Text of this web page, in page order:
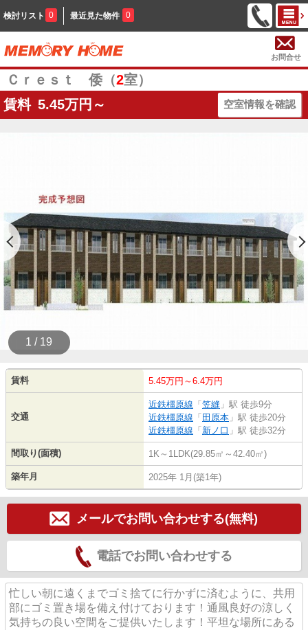
検討リスト 0 最近見た物件 0
お問合せ
Ｃｒｅｓｔ 倭（2室）
賃料 5.45万円～ 空室情報を確認
1 / 19
賃料 5.45万円～6.4万円
交通
近鉄橿原線 「 笠縫 」駅 徒歩9分
近鉄橿原線 「 田原本 」駅 徒歩20分
近鉄橿原線 「 新ノ口 」駅 徒歩32分
間取り(面積) 1K～1LDK(29.85㎡～42.40㎡)
築年月 2025年 1月(築1年)
メールでお問い合わせする(無料)
電話でお問い合わせする
忙しい朝に遠くまでゴミ捨てに行かずに済むように、共用
部にゴミ置き場を備え付けております！通風良好の涼しく
気持ちの良い空間をご提供いたします！平坦な場所にある